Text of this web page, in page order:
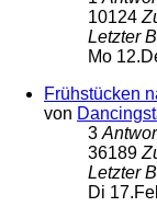
10124
Letzter
Mo
Frühstücken
von
3
36189
Letzter
Di